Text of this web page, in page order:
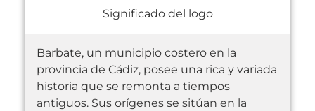
Significado del logo
Barbate, un municipio costero en la
provincia de Cádiz, posee una rica y variada
historia que se remonta a tiempos
antiguos. Sus orígenes se sitúan en la